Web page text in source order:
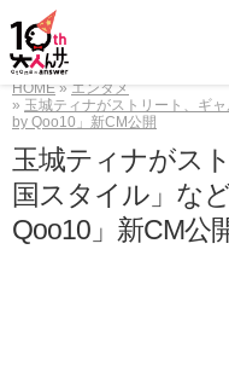
HOME
エンタメ
玉城ティナがストリート、ギ
by Qoo10」新CM公開
玉城ティナがス
国スタイル」な
Qoo10」新CM公